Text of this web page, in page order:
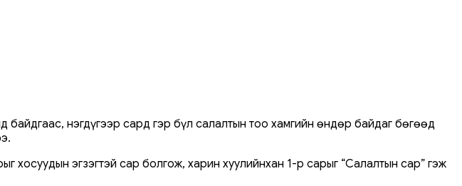
нэгдүгээр сард гэр бүл салалтын тоо хамгийн өндөр байдаг бөгөөд
эгзэгтэй сар болгож, харин хуулийнхан 1-р сарыг “Салалтын сар” гэж